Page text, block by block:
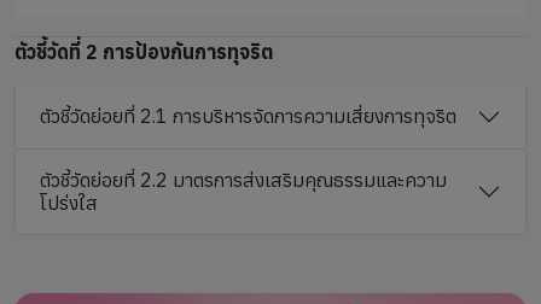
ตัวชี้วัดที่ 2 การป้องกันการทุจริต
ตัวชี้วัดย่อยที่ 2.1 การบริหารจัดการความเสี่ยงการทุจริต
ตัวชี้วัดย่อยที่ 2.2 มาตรการส่งเสริมคุณธรรมและความ
โปร่งใส